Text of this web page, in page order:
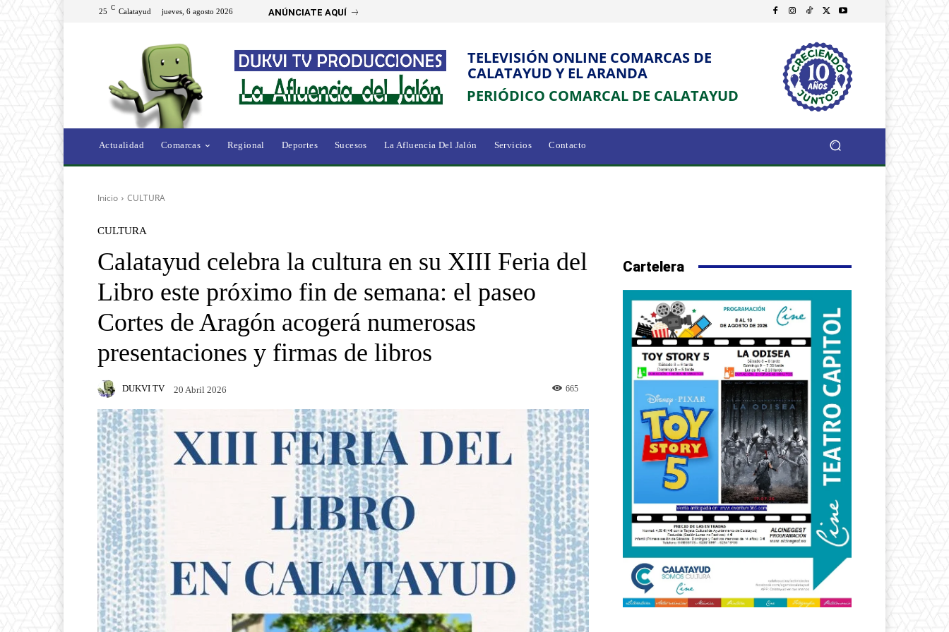
25 C Calatayud jueves, 6 agosto 2026 ANÚNCIATE AQUÍ
TELEVISIÓN ONLINE COMARCAS DE
CALATAYUD Y EL ARANDA
PERIÓDICO COMARCAL DE CALATAYUD
Actualidad Comarcas Regional Deportes Sucesos La Afluencia Del Jalón Servicios Contacto
Inicio CULTURA
CULTURA
Calatayud celebra la cultura en su XIII Feria del
Libro este próximo fin de semana: el paseo
Cortes de Aragón acogerá numerosas
presentaciones y firmas de libros
DUKVI TV 20 Abril 2026 665
Cartelera